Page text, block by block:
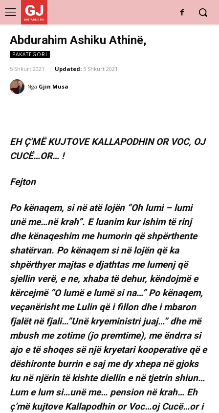
GJ
DRITARE E RE
Abdurahim Ashiku Athinë,
PAKATEGORI
5 Shkurt 2021 Updated: 5 Shkurt 2021
Nga Gjin Musa
EH Ç’MË KUJTOVE KALLAPODHIN OR VOC, OJ
CUCË…OR… !
Fejton
Po kënaqem, si në atë lojën “Oh lumi – lumi
unë me…në krah”. E luanim kur ishim të rinj
dhe kënaqeshim me humorin që shpërthente
shatërvan. Po kënaqem si në lojën që ka
shpërthyer majtas e djathtas me lumenj që
sjellin verë, e ne, xhaba të dehur, këndojmë e
kërcejmë “O lumë e lumë si na…” Po kënaqem,
veçanërisht me Lulin që i fillon dhe i mbaron
fjalët në fjali…”Unë kryeministri juaj…” dhe më
mbush me zotime (jo premtime), me ëndrra si
ajo e të shoqes së një kryetari kooperative që e
dëshironte burrin e saj me dy xhepa në gjoks
ku në njërin të kishte diellin e në tjetrin shiun…
Lum e lum si…unë me… pension në krah… Eh
ç’më kujtove Kallapodhin or Voc…oj Cucë…or i